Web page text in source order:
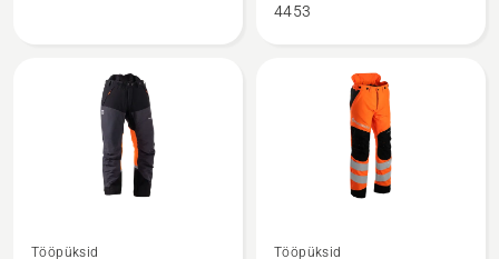
Technical,
4453
Vaata
Tööpüksid Vaata
Tööpüksid